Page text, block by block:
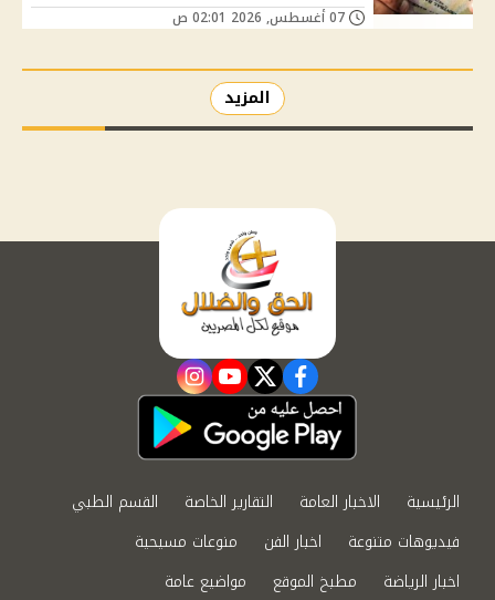
المزيد
facebook
twitter
youtube
instagram
الرئيسية الاخبار العامة التقارير الخاصة
القسم الطبي
فيديوهات متنوعة
اخبار الفن
منوعات مسيحية
اخبار الرياضة
مطبخ الموقع مواضيع عامة